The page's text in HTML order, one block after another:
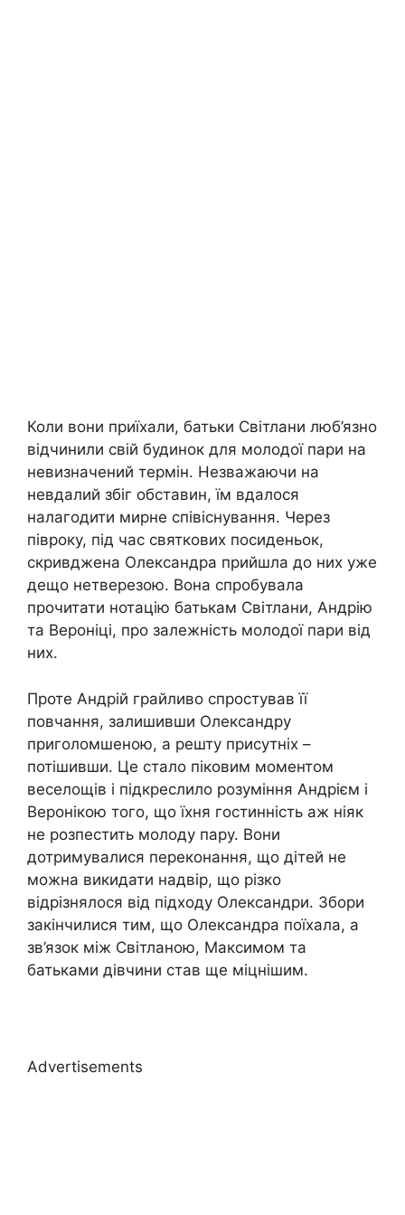
Коли вони приїхали, батьки Світлани люб’язно
відчинили свій будинок для молодої пари на
невизначений термін. Незважаючи на
невдалий збіг обставин, їм вдалося
налагодити мирне співіснування. Через
півроку, під час святкових посиденьок,
скривджена Олександра прийшла до них уже
дещо нетверезою. Вона спробувала
прочитати нотацію батькам Світлани, Андрію
та Вероніці, про залежність молодої пари від
них.
Проте Андрій грайливо спростував її
повчання, залишивши Олександру
приголомшеною, а решту присутніх –
потішивши. Це стало піковим моментом
веселощів і підкреслило розуміння Андрієм і
Веронікою того, що їхня гостинність аж ніяк
не розпестить молоду пару. Вони
дотримувалися переконання, що дітей не
можна викидати надвір, що різко
відрізнялося від підходу Олександри. Збори
закінчилися тим, що Олександра поїхала, а
зв’язок між Світланою, Максимом та
батьками дівчини став ще міцнішим.
Advertisements